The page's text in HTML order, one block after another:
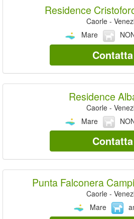
Residence
Caorle -
Mare
Contatta
Residence
Caorle -
Mare
Contatta
Punta Falconera
Caorle -
Mare